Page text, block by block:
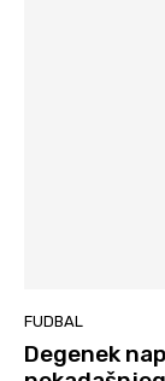
FUDBAL
Degenek